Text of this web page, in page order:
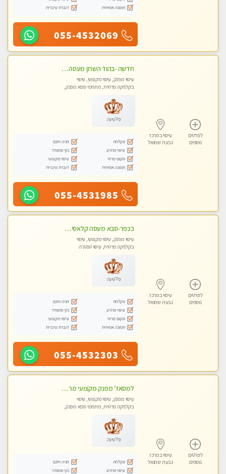
תמונה אמיתית
דוברת עיברית
055-4532069
לפרטים
נוספים
עיסוי במרכז
גבעת שמואל
חדשה -בהוד השרון מעסה איכותית מפנקת ומקצועית לעיסוי חלומי .....
עיסוי מפנק, עיסוי מקצועי, עיסוי
בקלניקה פרטית, מתחמי ספא מפנק,
פלטינה
מקלחת
חניה חינם
עיסוי מרגיע
נקי ומסודר
מקום פרטי
עיסוי מקצועי
תמונה אמיתית
דוברת עיברית
055-4531985
לפרטים
נוספים
עיסוי במרכז
גבעת שמואל
בכפר-סבא מעסה קלאסית ומפנקת. . highly recommended..new in the city
עיסוי מפנק, עיסוי מקצועי, עיסוי
בקלניקה פרטית, עיסוי טנטרה
פלטינה
מקלחת
חניה חינם
עיסוי מרגיע
נקי ומסודר
מקום פרטי
עיסוי מקצועי
תמונה אמיתית
דוברת עיברית
055-4532303
לפרטים
נוספים
עיסוי במרכז
גבעת שמואל
למסאז' מפנק מקצועי מרגיע ומשחרר את כל הגוף! מומלץ מאוד -ללא מין! בהוד- השרון
עיסוי מפנק, עיסוי מקצועי, עיסוי
בקלניקה פרטית, מתחמי ספא מפנק,
פלטינה
מקלחת
חניה חינם
עיסוי מרגיע
נקי ומסודר